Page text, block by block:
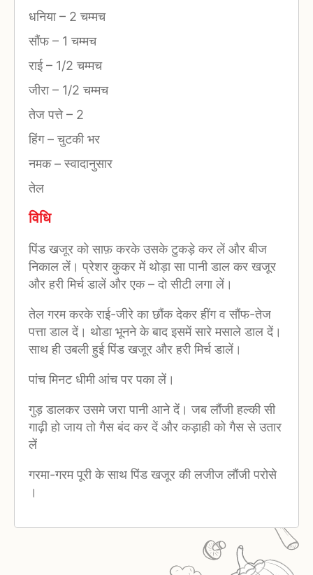
धनिया– 2 चम्मच
सौंफ– 1 चम्मच
राई– 1/2 चम्मच
जीरा– 1/2 चम्मच
तेज पत्ते– 2
हिंग–चुटकी भर
नमक–स्वादानुसार
तेल
विधि
पिंड खजूर को साफ़ करके उसके टुकड़े कर लें और बीज
निकाल लें। प्रेशर कुकर में थोड़ा सा पानी डाल कर खजूर
और हरी मिर्च डालें और एक – दो सीटी लगा लें।
तेल गरम करके राई-जीरे का छौंक देकर हींग व सौंफ-तेज
पत्ता डाल दें। थोडा भूनने के बाद इसमें सारे मसाले डाल दें।
साथ ही उबली हुई पिंड खजूर और हरी मिर्च डालें।
पांच मिनट धीमी आंच पर पका लें।
गुड़ डालकर उसमे जरा पानी आने दें। जब लौंजी हल्की सी
गाढ़ी हो जाय तो गैस बंद कर दें और कड़ाही को गैस से उतार
लें
गरमा-गरम पूरी के साथ पिंड खजूर की लजीज लौंजी परोसे
।